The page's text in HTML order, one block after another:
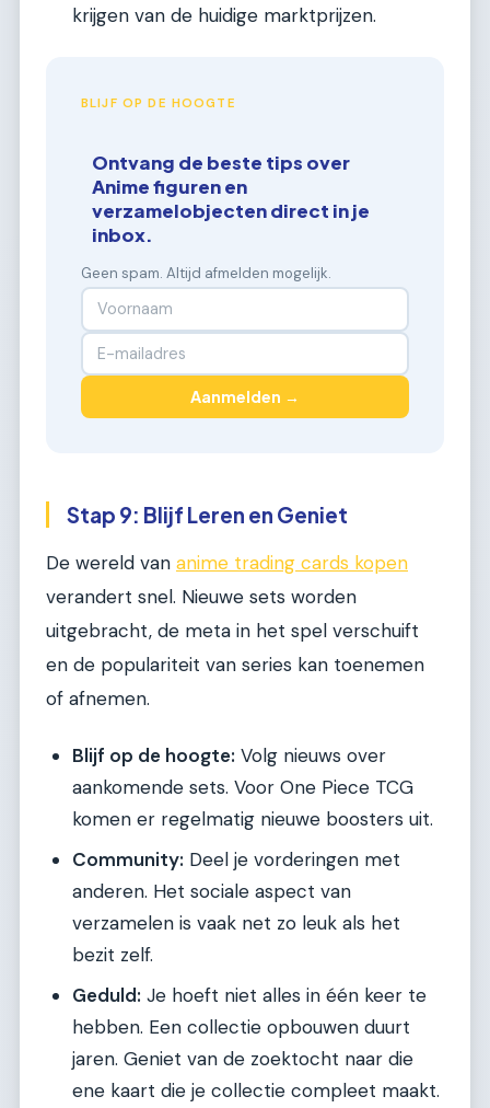
krijgen van de huidige marktprijzen.
BLIJF OP DE HOOGTE
Ontvang de beste tips over
Anime figuren en
verzamelobjecten direct in je
inbox.
Geen spam. Altijd afmelden mogelijk.
Aanmelden →
Stap 9: Blijf Leren en Geniet
De wereld van anime trading cards kopen
verandert snel. Nieuwe sets worden
uitgebracht, de meta in het spel verschuift
en de populariteit van series kan toenemen
of afnemen.
Blijf op de hoogte: Volg nieuws over
aankomende sets. Voor One Piece TCG
komen er regelmatig nieuwe boosters uit.
Community: Deel je vorderingen met
anderen. Het sociale aspect van
verzamelen is vaak net zo leuk als het
bezit zelf.
Geduld: Je hoeft niet alles in één keer te
hebben. Een collectie opbouwen duurt
jaren. Geniet van de zoektocht naar die
ene kaart die je collectie compleet maakt.